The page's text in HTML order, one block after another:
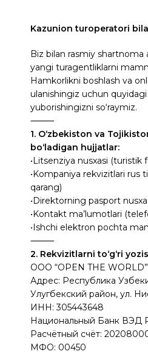
Kazunion turoperatori
Biz bilan rasmiy shartnoma
yangi turagentliklarni
Hamkorlikni boshlash va
ulanishingiz uchun
yuborishingizni so‘raymiz.
⸻
1. O‘zbekiston va
bo‘ladigan hujjatlar:
•Litsenziya nusxasi
•Kompaniya rekvizitlari rus
qarang)
•Direktorning pasport
•Kontakt ma’lumotlari
•Ishchi elektron pochta
⸻
2. Rekvizitlarni to‘g‘ri
ООО “OPEN THE WORLD”
Адрес: Республика
Улугбекский район, ул.
ИНН: 305443648
Национальный Банк ВЭД
Расчётный счёт:
МФО: 00450